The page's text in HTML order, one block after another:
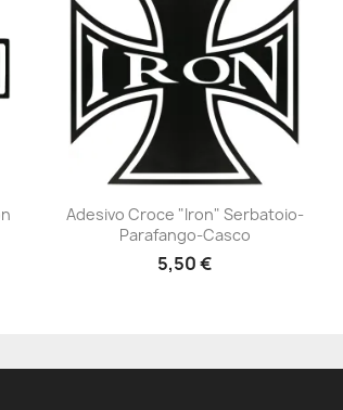
+23
Adesivo Croce "Iron" Serbatoio-
Parafango-Casco
5,50 €